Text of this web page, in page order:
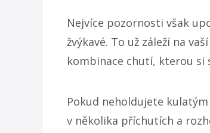
Nejvíce pozornosti však
žvýkavé. To už záleží na
kombinace chutí, kterou si
Pokud neholdujete
v několika příchutích a